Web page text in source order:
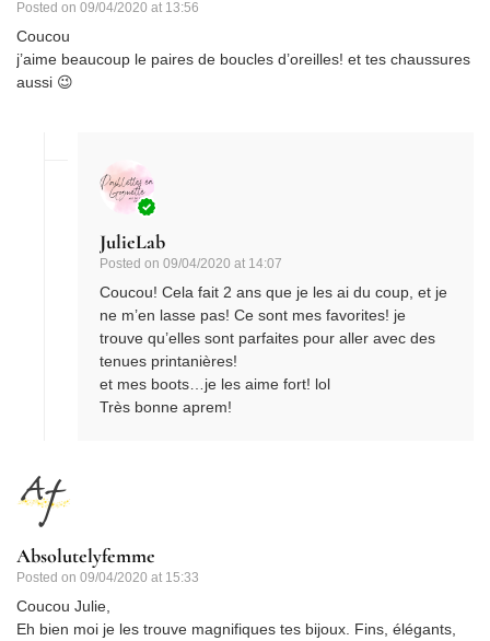
Posted on 09/04/2020 at 13:56
Coucou
j’aime beaucoup le paires de boucles d’oreilles! et tes chaussures
aussi 😉
JulieLab
Posted on 09/04/2020 at 14:07
Coucou! Cela fait 2 ans que je les ai du coup, et je
ne m’en lasse pas! Ce sont mes favorites! je
trouve qu’elles sont parfaites pour aller avec des
tenues printanières!
et mes boots…je les aime fort! lol
Très bonne aprem!
Absolutelyfemme
Posted on 09/04/2020 at 15:33
Coucou Julie,
Eh bien moi je les trouve magnifiques tes bijoux. Fins, élégants,